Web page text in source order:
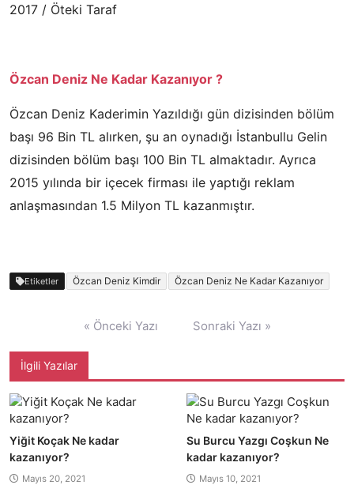
2017 / Öteki Taraf
Özcan Deniz Ne Kadar Kazanıyor ?
Özcan Deniz Kaderimin Yazıldığı gün dizisinden bölüm
başı 96 Bin TL alırken, şu an oynadığı İstanbullu Gelin
dizisinden bölüm başı 100 Bin TL almaktadır. Ayrıca
2015 yılında bir içecek firması ile yaptığı reklam
anlaşmasından 1.5 Milyon TL kazanmıştır.
Etiketler Özcan Deniz Kimdir Özcan Deniz Ne Kadar Kazanıyor
« Önceki Yazı Sonraki Yazı »
İlgili Yazılar
Yiğit Koçak Ne kadar
kazanıyor?
Mayıs 20, 2021
Su Burcu Yazgı Coşkun Ne
kadar kazanıyor?
Mayıs 10, 2021